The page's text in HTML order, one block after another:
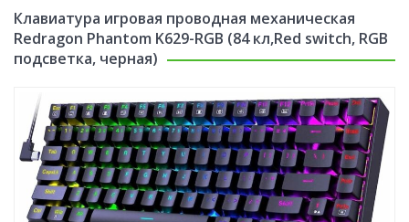
Клавиатура игровая проводная механическая
Redragon Phantom K629-RGB (84 кл,Red switch, RGB
подсветка, черная)